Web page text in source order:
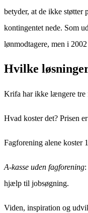
betyder, at de ikke støtter
kontingentet nede. Som
lønmodtagere, men i
Hvilke
Krifa har ikke længere tre
Hvad koster det? Prisen
Fagforening alene koster
A-kasse uden fagforening
hjælp til jobsøgning.
Viden, inspiration og